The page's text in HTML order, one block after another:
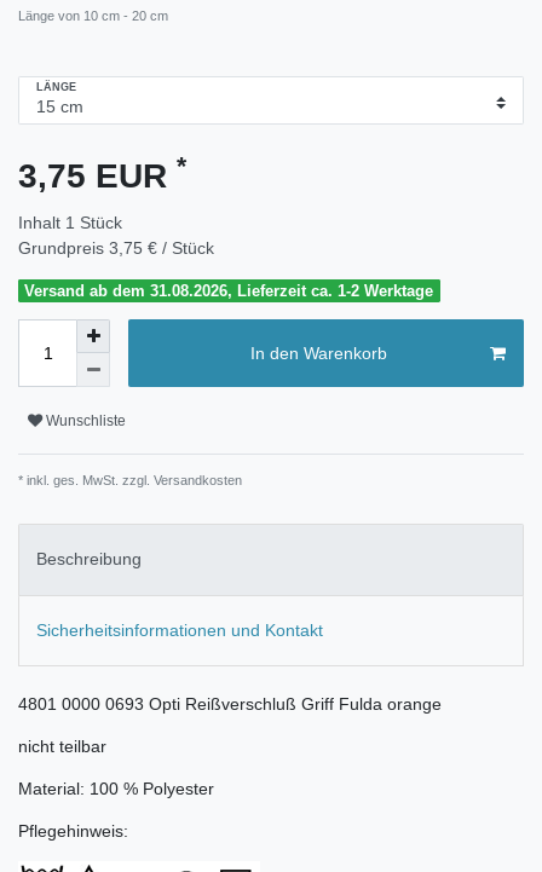
Länge von 10 cm - 20 cm
LÄNGE
3,75 EUR *
Inhalt 1 Stück
Grundpreis 3,75 € / Stück
Versand ab dem 31.08.2026, Lieferzeit ca. 1-2 Werktage
In den Warenkorb
Wunschliste
* inkl. ges. MwSt. zzgl. Versandkosten
Beschreibung
Sicherheitsinformationen und Kontakt
4801 0000 0693 Opti Reißverschluß Griff Fulda orange
nicht teilbar
Material: 100 % Polyester
Pflegehinweis: